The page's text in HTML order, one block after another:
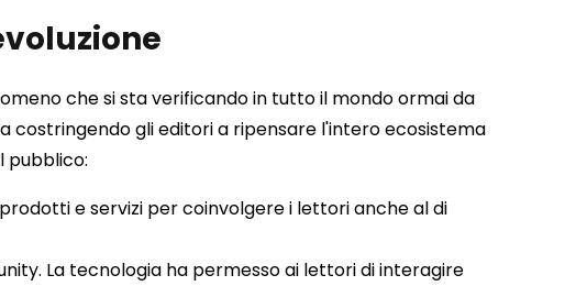
che si sta verificando in tutto il mondo ormai da
costringendo gli editori a ripensare l'intero ecosistema
pubblico:
e servizi per coinvolgere i lettori anche al di
La tecnologia ha permesso ai lettori di interagire